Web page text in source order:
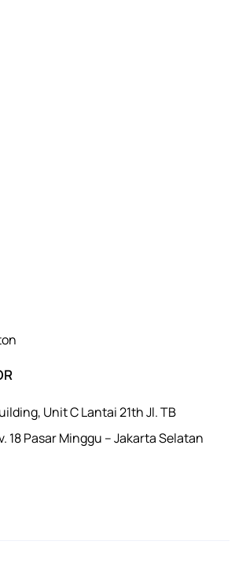
Unit C Lantai 21th Jl. TB
18 Pasar Minggu – Jakarta Selatan